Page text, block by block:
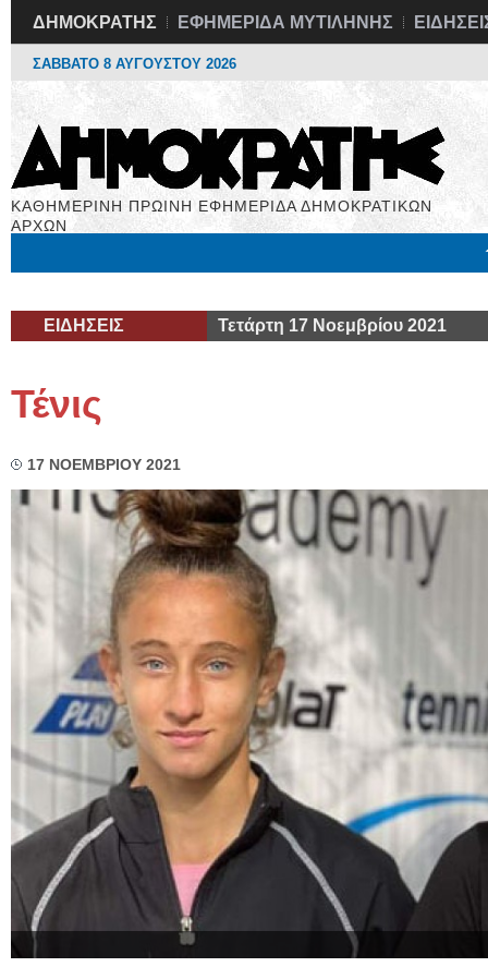
ΔΗΜΟΚΡΑΤΗΣ ΕΦΗΜΕΡΙΔΑ ΜΥΤΙΛΗΝΗΣ
ΣΑΒΒΑΤΟ 8 ΑΥΓΟΥΣΤΟΥ 2026
ΚΑΘΗΜΕΡΙΝΗ ΠΡΩΙΝΗ ΕΦΗΜΕΡΙΔΑ ΔΗΜΟΚΡΑΤΙΚΩΝ
ΑΡΧΩΝ
ΕΙΔΗΣΕΙΣ Τετάρτη 17 Νοεμβρίου 2021
Τένις
17 ΝΟΕΜΒΡΙΟΥ 2021